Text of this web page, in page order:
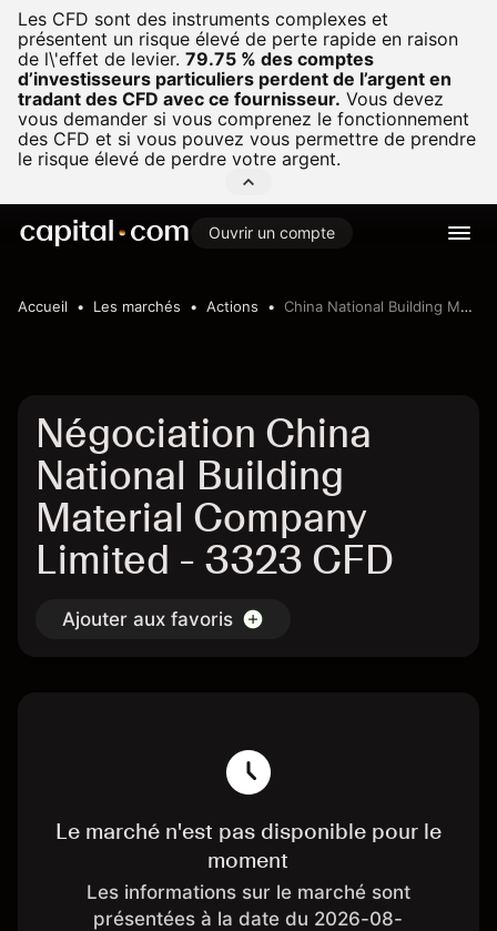
Les CFD sont des instruments complexes et
présentent un risque élevé de perte rapide en raison
de l\'effet de levier. 79.75 % des comptes
d’investisseurs particuliers perdent de l’argent en
tradant des CFD avec ce fournisseur. Vous devez
vous demander si vous comprenez le fonctionnement
des CFD et si vous pouvez vous permettre de prendre
le risque élevé de perdre votre argent.
Ouvrir un compte
Accueil Les marchés Actions China National Building Material Company Limited
Négociation China
National Building
Material Company
Limited - 3323 CFD
Ajouter aux favoris
Le marché n'est pas disponible pour le
moment
Les informations sur le marché sont
présentées à la date du 2026-08-